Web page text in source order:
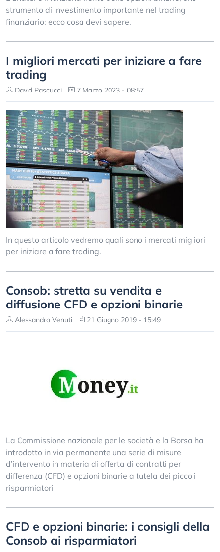
strumento di investimento importante nel trading
finanziario: ecco cosa devi sapere.
I migliori mercati per iniziare a fare
trading
David Pascucci 7 Marzo 2023 - 08:57
In questo articolo vedremo quali sono i mercati migliori
per iniziare a fare trading.
Consob: stretta su vendita e
diffusione CFD e opzioni binarie
Alessandro Venuti 21 Giugno 2019 - 15:49
La Commissione nazionale per le società e la Borsa ha
introdotto in via permanente una serie di misure
d’intervento in materia di offerta di contratti per
differenza (CFD) e opzioni binarie a tutela dei piccoli
risparmiatori
CFD e opzioni binarie: i consigli della
Consob ai risparmiatori